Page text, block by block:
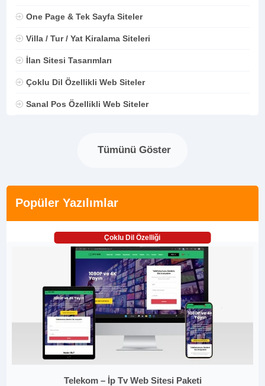
One Page & Tek Sayfa Siteler
Villa / Tur / Yat Kiralama Siteleri
İlan Sitesi Tasarımları
Çoklu Dil Özellikli Web Siteler
Sanal Pos Özellikli Web Siteler
Tümünü Göster
Popüler Yazılımlar
Çoklu Dil Özelliği
Telekom – İp Tv Web Sitesi Paketi